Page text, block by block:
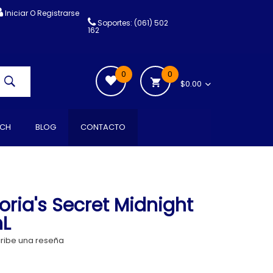
Iniciar O Registrarse
Soportes: (061) 502
162
0
$0.00
0
BLOG CONTACTO
Secret Midnight
una reseña